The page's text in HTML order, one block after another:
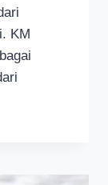
KM